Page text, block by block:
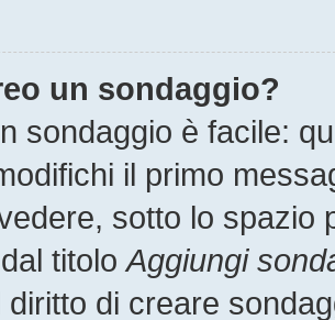
un sondaggio?
sondaggio è facile:
il primo
sotto lo spazio
titoloAggiungi
diritto di creare